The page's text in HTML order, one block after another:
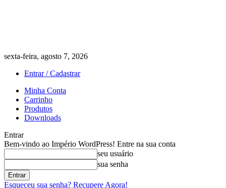
sexta-feira, agosto 7, 2026
Entrar / Cadastrar
Minha Conta
Carrinho
Produtos
Downloads
Entrar
Bem-vindo ao Império WordPress! Entre na sua conta
seu usuário
sua senha
Esqueceu sua senha? Recupere Agora!